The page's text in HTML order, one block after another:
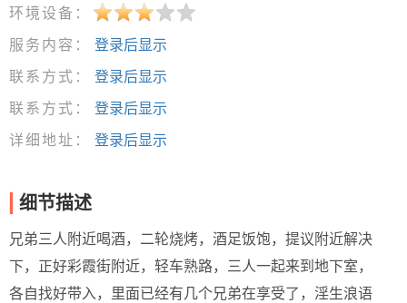
环境设备：
服务内容：
登录后显示
联系方式：
登录后显示
联系方式：
登录后显示
详细地址：
登录后显示
细节描述
兄弟三人附近喝酒，二轮烧烤，酒足饭饱，提议附近解决
下，正好彩霞街附近，轻车熟路，三人一起来到地下室，
各自找好带入，里面已经有几个兄弟在享受了，淫生浪语